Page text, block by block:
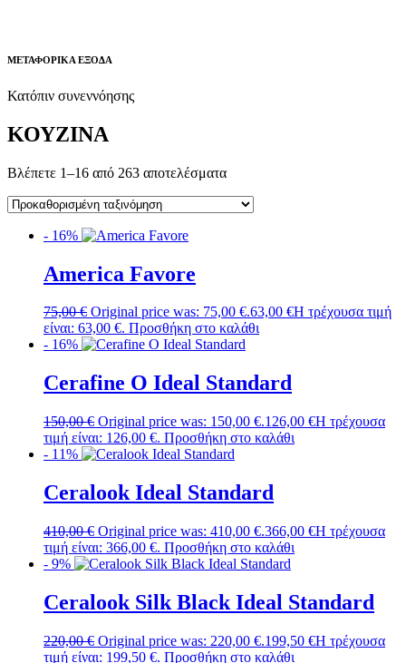
ΜΕΤΑΦΟΡΙΚΑ ΕΞΟΔΑ
Κατόπιν συνεννόησης
ΚΟΥΖΙΝΑ
Βλέπετε 1–16 από 263 αποτελέσματα
- 16%
America Favore
75,00€ Original price was: 75,00 €.63,00 €Η τρέχουσα τιμή
είναι: 63,00 €. Προσθήκη στο καλάθι
- 16%
Cerafine O Ideal Standard
150,00€ Original price was: 150,00 €.126,00 €Η τρέχουσα
τιμή είναι: 126,00 €. Προσθήκη στο καλάθι
- 11%
Ceralook Ideal Standard
410,00€ Original price was: 410,00 €.366,00 €Η τρέχουσα
τιμή είναι: 366,00 €. Προσθήκη στο καλάθι
- 9%
Ceralook Silk Black Ideal Standard
220,00€ Original price was: 220,00 €.199,50 €Η τρέχουσα
τιμή είναι: 199,50 €. Προσθήκη στο καλάθι